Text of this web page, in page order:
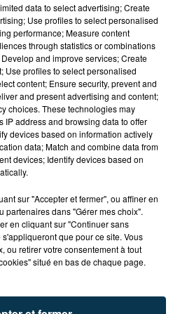
17h32
17h32
data to select advertising; Create
Use profiles to select personalised
performance; Measure content
through statistics or combinations
and improve services; Create
Use profiles to select personalised
content; Ensure security, prevent and
and present advertising and content;
choices. These technologies may
IP address and browsing data to offer
devices based on information actively
data; Match and combine data from
devices; Identify devices based on
sur "Accepter et fermer", ou affiner en
partenaires dans "Gérer mes choix".
en cliquant sur "Continuer sans
que pour ce site. Vous
ou retirer votre consentement à tout
situé en bas de chaque page.